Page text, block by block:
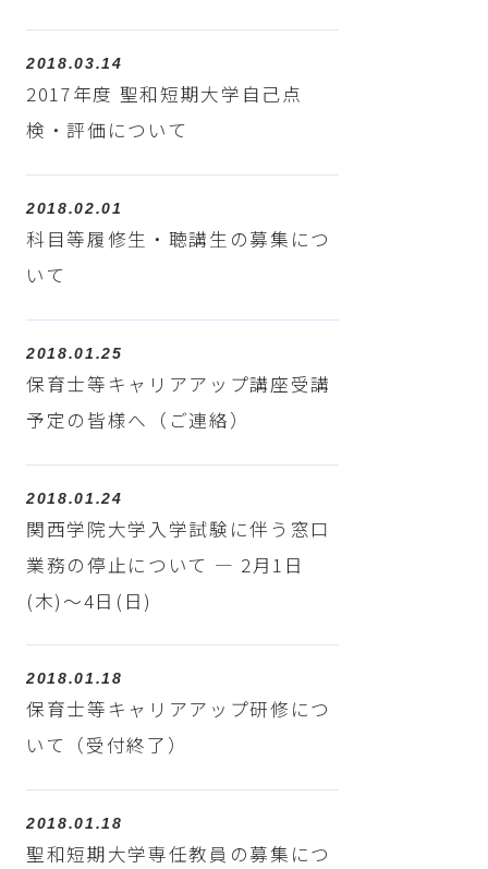
2018.03.14
2017年度 聖和短期大学自己点
検・評価について
2018.02.01
科目等履修生・聴講生の募集につ
いて
2018.01.25
保育士等キャリアアップ講座受講
予定の皆様へ（ご連絡）
2018.01.24
関西学院大学入学試験に伴う窓口
業務の停止について ― 2月1日
(木)～4日(日)
2018.01.18
保育士等キャリアアップ研修につ
いて（受付終了）
2018.01.18
聖和短期大学専任教員の募集につ